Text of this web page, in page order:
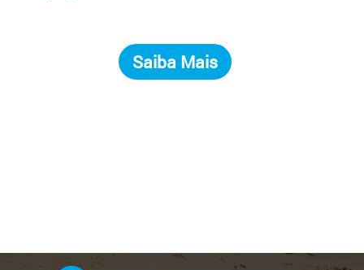
Saiba Mais